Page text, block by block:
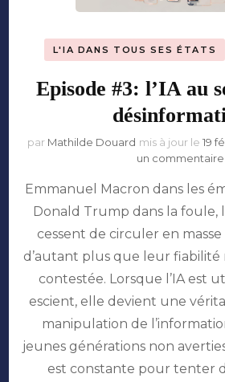
L'IA DANS TOUS SES ÉTATS
Episode #3: l’IA au
par Mathilde Douard mis à jour le 19
un commentaire
Emmanuel Macron dans les
Donald Trump dans la foule,
cessent de circuler en masse
d’autant plus que leur fiabilité
contestée. Lorsque l’IA est
escient, elle devient une
manipulation de
jeunes générations non
est constante pour tenter